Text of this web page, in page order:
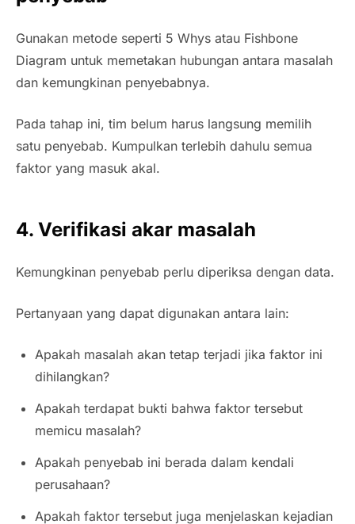
Gunakan metode seperti 5 Whys atau Fishbone
Diagram untuk memetakan hubungan antara masalah
dan kemungkinan penyebabnya.
Pada tahap ini, tim belum harus langsung memilih
satu penyebab. Kumpulkan terlebih dahulu semua
faktor yang masuk akal.
4. Verifikasi akar masalah
Kemungkinan penyebab perlu diperiksa dengan data.
Pertanyaan yang dapat digunakan antara lain:
Apakah masalah akan tetap terjadi jika faktor ini
dihilangkan?
Apakah terdapat bukti bahwa faktor tersebut
memicu masalah?
Apakah penyebab ini berada dalam kendali
perusahaan?
Apakah faktor tersebut juga menjelaskan kejadian